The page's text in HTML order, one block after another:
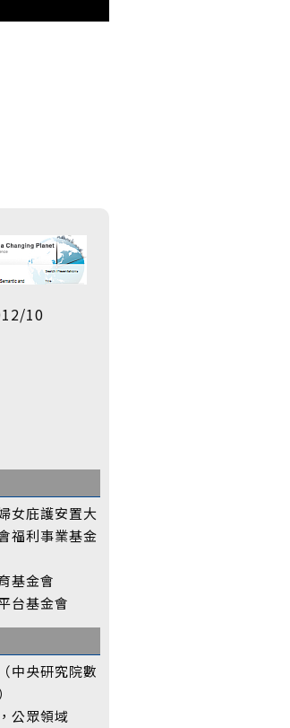
10
女庇護安置大
福利事業基金
基金會
台基金會
中央研究院數
公眾領域